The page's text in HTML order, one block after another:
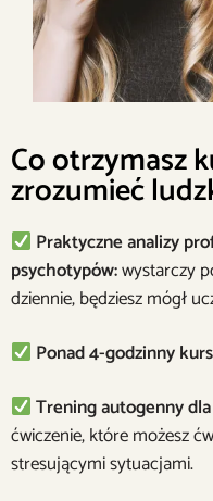
Co otrzymasz
zrozumieć
Praktyczne analizy
psychotypów:wystarczy
dziennie, będziesz mógł
Ponad 4-godzinny
Trening autogenny
ćwiczenie, które możesz
stresującymi sytuacjami.